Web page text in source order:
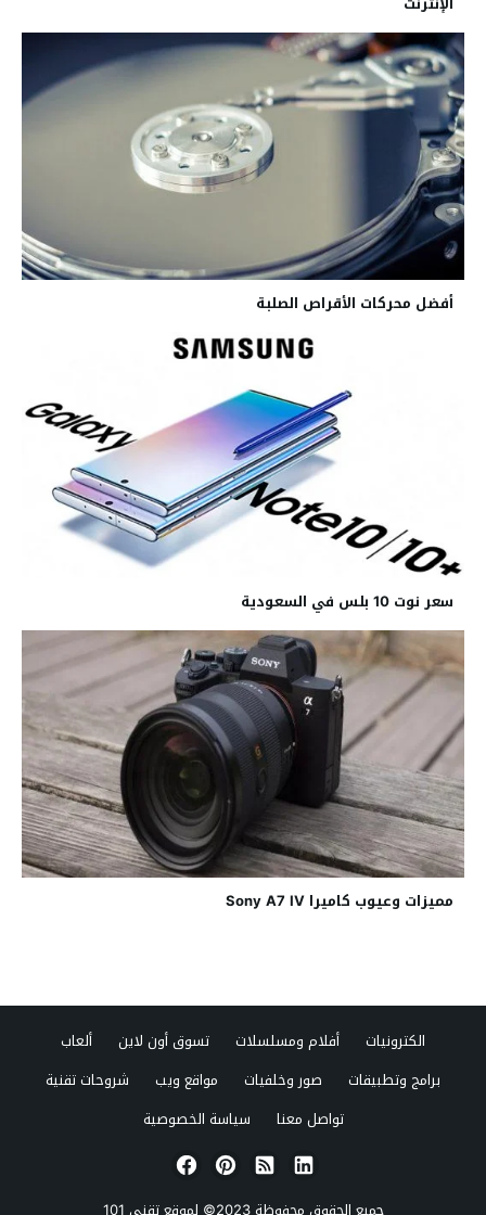
أفضل محركات الأقراص الصلبة
سعر نوت 10 بلس في السعودية
مميزات وعيوب كاميرا Sony A7 IV
الكترونيات أفلام ومسلسلات تسوق أون لاين
ألعاب
برامج وتطبيقات
صور وخلفيات مواقع ويب
شروحات تقنية
تواصل معنا
سياسة الخصوصية